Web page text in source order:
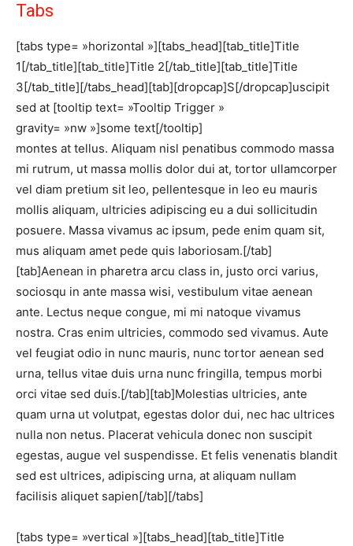
Tabs
[tabs type= »horizontal »][tabs_head][tab_title]Title
1[/tab_title][tab_title]Title 2[/tab_title][tab_title]Title
3[/tab_title][/tabs_head][tab][dropcap]S[/dropcap]uscipit
sed at [tooltip text= »Tooltip Trigger »
gravity= »nw »]some text[/tooltip]
montes at tellus. Aliquam nisl penatibus commodo massa
mi rutrum, ut massa mollis dolor dui at, tortor ullamcorper
vel diam pretium sit leo, pellentesque in leo eu mauris
mollis aliquam, ultricies adipiscing eu a dui sollicitudin
posuere. Massa vivamus ac ipsum, pede enim quam sit,
mus aliquam amet pede quis laboriosam.[/tab]
[tab]Aenean in pharetra arcu class in, justo orci varius,
sociosqu in ante massa wisi, vestibulum vitae aenean
ante. Lectus neque congue, mi mi natoque vivamus
nostra. Cras enim ultricies, commodo sed vivamus. Aute
vel feugiat odio in nunc mauris, nunc tortor aenean sed
urna, tellus vitae duis urna nunc fringilla, tempus morbi
orci vitae sed duis.[/tab][tab]Molestias ultricies, ante
quam urna ut volutpat, egestas dolor dui, nec hac ultrices
nulla non netus. Placerat vehicula donec non suscipit
egestas, augue vel suspendisse. Et felis venenatis blandit
sed est ultrices, adipiscing urna, at aliquam nullam
facilisis aliquet sapien[/tab][/tabs]
[tabs type= »vertical »][tabs_head][tab_title]Title